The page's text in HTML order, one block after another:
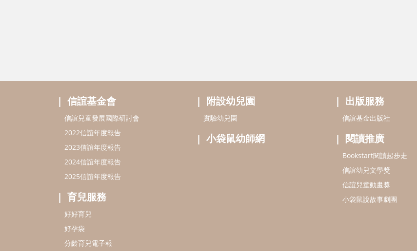
信誼基金會
信誼兒童發展國際研討會
2022信誼年度報告
2023信誼年度報告
2024信誼年度報告
2025信誼年度報告
育兒服務
好好育兒
好孕袋
分齡育兒電子報
附設幼兒園
實驗幼兒園
小袋鼠幼師網
出版服務
信誼基金出版社
閱讀推廣
Bookstart閱讀起步走
信誼幼兒文學獎
信誼兒童動畫獎
小袋鼠說故事劇團